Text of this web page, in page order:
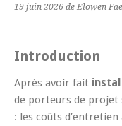
19 juin 2026 de Elowen
Introduction
Après avoir fait
de porteurs de projet
: les coûts